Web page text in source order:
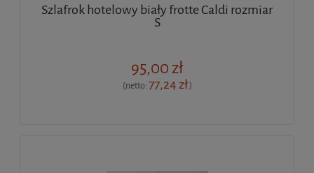
Szlafrok hotelowy biały frotte Caldi rozmiar
S
95,00 zł
(netto:77,24 zł)